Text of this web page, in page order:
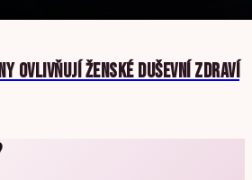
OVLIVŇUJÍ ŽENSKÉ DUŠEVNÍ ZDRAVÍ